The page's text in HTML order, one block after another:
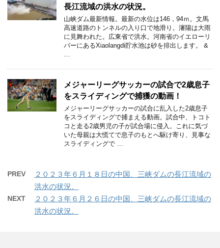
長江流域の洪水の状況。
山峡ダム最新情報。最新の水位は146，94ｍ。文馬
高速道路のトンネルの入り口で地滑り。瀋陽は大雨
に見舞われた。広東省で洪水。河南省のイエローリ
バーにあるXiaolangdi貯水池は砂を排出します。 &
メジャーリーグサッカーの試合で2歳息子
をスライディングで捕獲の動画！
メジャーリーグサッカーの試合に乱入した2歳息子
をスライディングで捕まえる動画。試合中、トコト
コと走る2歳男児の子が試合場に侵入。これに気づ
いた母親は大慌てで息子のもとへ駆け寄り、見事な
スライディングで …
PREV
２０２３年６月１８日の中国、三峡ダムの長江流域の
洪水の状況。
NEXT
２０２３年６月２６日の中国、三峡ダムの長江流域の
洪水の状況。